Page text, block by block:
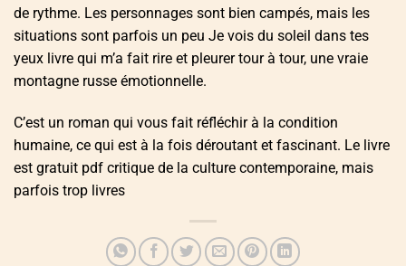
de rythme. Les personnages sont bien campés, mais les
situations sont parfois un peu Je vois du soleil dans tes
yeux livre qui m’a fait rire et pleurer tour à tour, une vraie
montagne russe émotionnelle.
C’est un roman qui vous fait réfléchir à la condition
humaine, ce qui est à la fois déroutant et fascinant. Le livre
est gratuit pdf critique de la culture contemporaine, mais
parfois trop livres